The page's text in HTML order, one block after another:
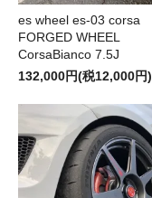
es wheel es-03 corsa
FORGED WHEEL
CorsaBianco 7.5J
132,000円(税12,000円)